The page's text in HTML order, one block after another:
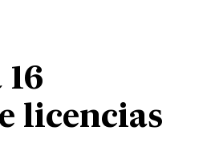
licencias